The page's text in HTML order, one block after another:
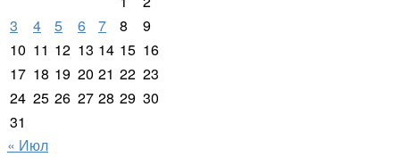
3
4 5 6 7 8
9
10 11 12 13 14 15 16
17 18 19 20 21 22 23
24 25 26 27 28 29 30
31
« Июл